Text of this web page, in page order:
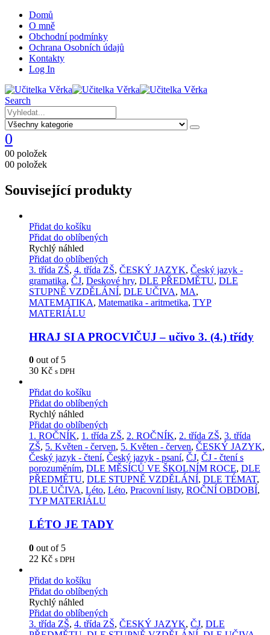
Domů
O mně
Obchodní podmínky
Ochrana Osobních údajů
Kontakty
Log In
Search
0
00 položek
00 položek
Související produkty
Přidat do košíku
Přidat do oblíbených
Rychlý náhled
Přidat do oblíbených
3. třída ZŠ, 4. třída ZŠ, ČESKÝ JAZYK, Český jazyk -
gramatika, ČJ, Deskové hry, DLE PŘEDMĚTU, DLE
STUPNĚ VZDĚLÁNÍ, DLE UČIVA, MA,
MATEMATIKA, Matematika - aritmetika, TYP
MATERIÁLU
HRAJ SI A PROCVIČUJ – učivo 3. (4.) třídy
0 out of 5
30 Kč s DPH
Přidat do košíku
Přidat do oblíbených
Rychlý náhled
Přidat do oblíbených
1. ROČNÍK, 1. třída ZŠ, 2. ROČNÍK, 2. třída ZŠ, 3. třída
ZŠ, 5. Květen - červen, 5. Květen - červen, ČESKÝ JAZYK,
Český jazyk - čtení, Český jazyk - psaní, ČJ, ČJ - čtení s
porozuměním, DLE MĚSÍCŮ VE ŠKOLNÍM ROCE, DLE
PŘEDMĚTU, DLE STUPNĚ VZDĚLÁNÍ, DLE TÉMAT,
DLE UČIVA, Léto, Léto, Pracovní listy, ROČNÍ OBDOBÍ,
TYP MATERIÁLU
LÉTO JE TADY
0 out of 5
22 Kč s DPH
Přidat do košíku
Přidat do oblíbených
Rychlý náhled
Přidat do oblíbených
3. třída ZŠ, 4. třída ZŠ, ČESKÝ JAZYK, ČJ, DLE